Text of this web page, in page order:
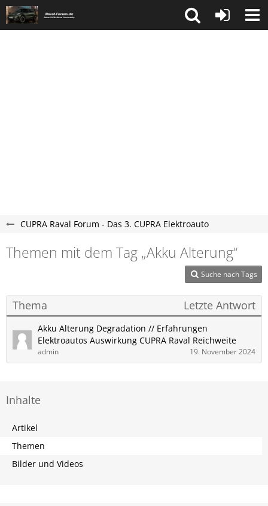
CUPRA Raval Forum - Das 3. CUPRA Elektroauto
Themen mit dem Tag „Akku Alterung“
Suche nach Tags
Thema Letzte Antwort
Akku Alterung Degradation // Erfahrungen
Elektroautos Auswirkung CUPRA Raval Reichweite
admin 19. November 2024
Inhalte
Artikel
Themen
Bilder und Videos